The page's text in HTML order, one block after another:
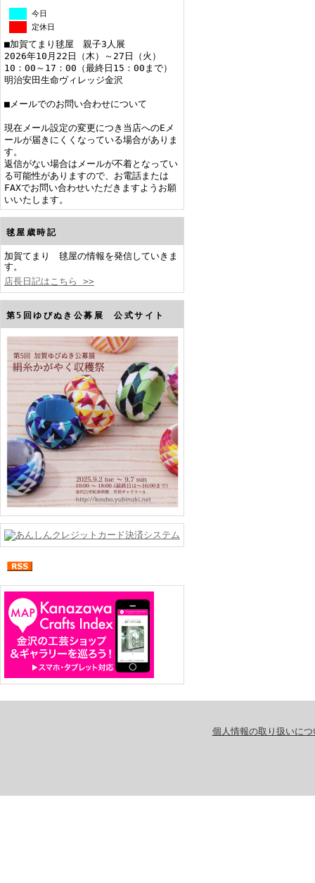
今日
定休日
■加賀てまり毬屋 親子3人展
2026年10月22日（木）～27日（火）
10：00～17：00（最終日15：00まで）
明治安田生命ヴィレッジ金沢
■メールでのお問い合わせについて
現在メール設定の変更につき当店へのEメ
ールが届きにくくなっている場合がありま
す。
返信がない場合はメールが不着となってい
る可能性がありますので、お電話または
FAXでお問い合わせいただきますようお願
いいたします。
毬屋歳時記
加賀てまり 毬屋の情報を発信していきま
す。
店長日記はこちら >>
第5回ゆびぬき公募展 公式サイト
個人情報の取り扱いにつ